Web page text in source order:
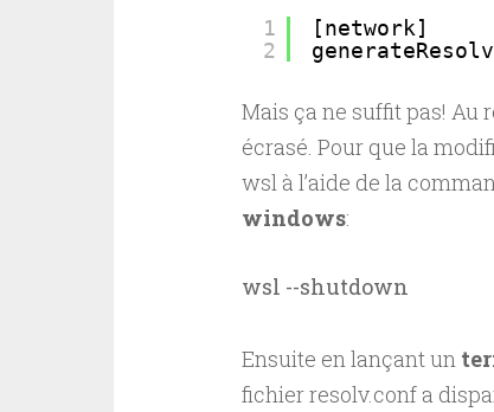
1
2
[network]
Mais ça ne suffit pas! Au
écrasé. Pour que la
wsl à l’aide de la
windows:
wsl --shutdown
Ensuite en lançant un
fichier resolv.conf a